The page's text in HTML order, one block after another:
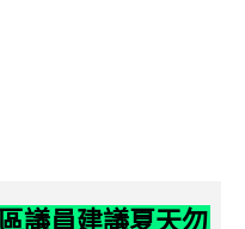
議員建議夏天勿